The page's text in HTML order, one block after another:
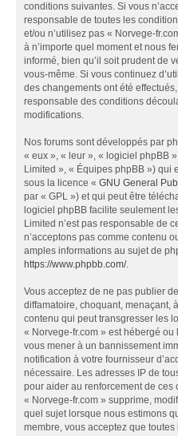
conditions suivantes. Si vous
responsable de toutes les
et/ou n’utilisez pas « Norvege-
à n’importe quel moment et nous
informé, bien qu’il soit prudent de
vous-même. Si vous continuez
des changements ont été
responsable des conditions
modifications.
Nos forums sont développés par
« eux », « leur », « logiciel phpBB
Limited », « Équipes phpBB ») qui
sous la licence « GNU General
par « GPL ») et qui peut être
logiciel phpBB facilite seulement
Limited n’est pas responsable de
n’acceptons pas comme contenu
amples informations au sujet de
https://www.phpbb.com/.
Vous acceptez de ne pas publier
diffamatoire, choquant, menaçant,
contenu qui peut transgresser les
« Norvege-fr.com » est hébergé
vous mener à un bannissement
notification à votre fournisseur
nécessaire. Les adresses IP de
pour aider au renforcement de ces
« Norvege-fr.com » supprime,
quel sujet lorsque nous estimons
membre, vous acceptez que